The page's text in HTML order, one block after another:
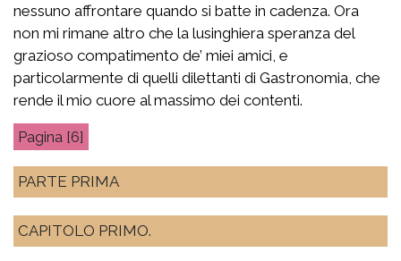
nessuno affrontare quando si batte in cadenza. Ora
non mi rimane altro che la lusinghiera speranza del
grazioso compatimento de’ miei amici, e
particolarmente di quelli dilettanti di Gastronomia, che
rende il mio cuore al massimo dei contenti.
[6]
PARTE PRIMA
CAPITOLO PRIMO.